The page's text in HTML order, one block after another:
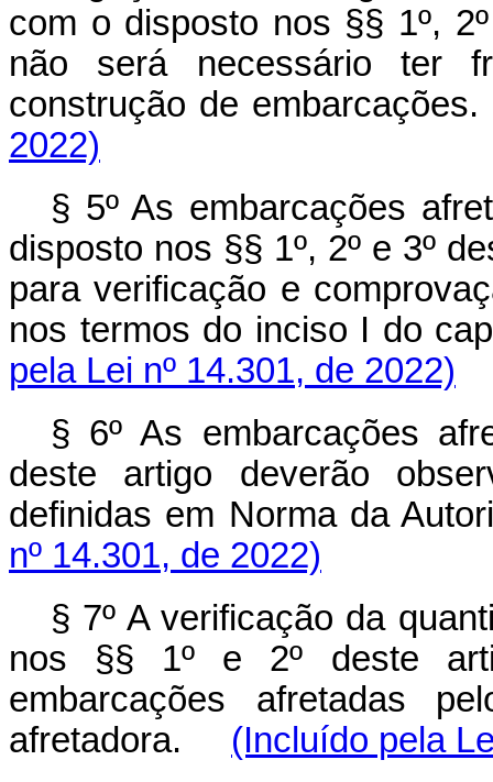
com o disposto nos §§ 1º,
não será necessário ter
construção de
2022)
§ 5º As embarcações
disposto nos §§ 1º, 2º e 3º
para verificação e
nos termos do inciso I do
pela Lei nº 14.301, de 2022)
§ 6º As embarcações
deste artigo deverão
definidas em Norma da
nº 14.301, de 2022)
§ 7º A verificação da
nos §§ 1º e 2º deste
embarcações afretadas
afretadora. (Incluído pela